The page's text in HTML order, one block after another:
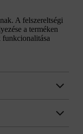
A felszereltségi
a terméken
funkcionalitása